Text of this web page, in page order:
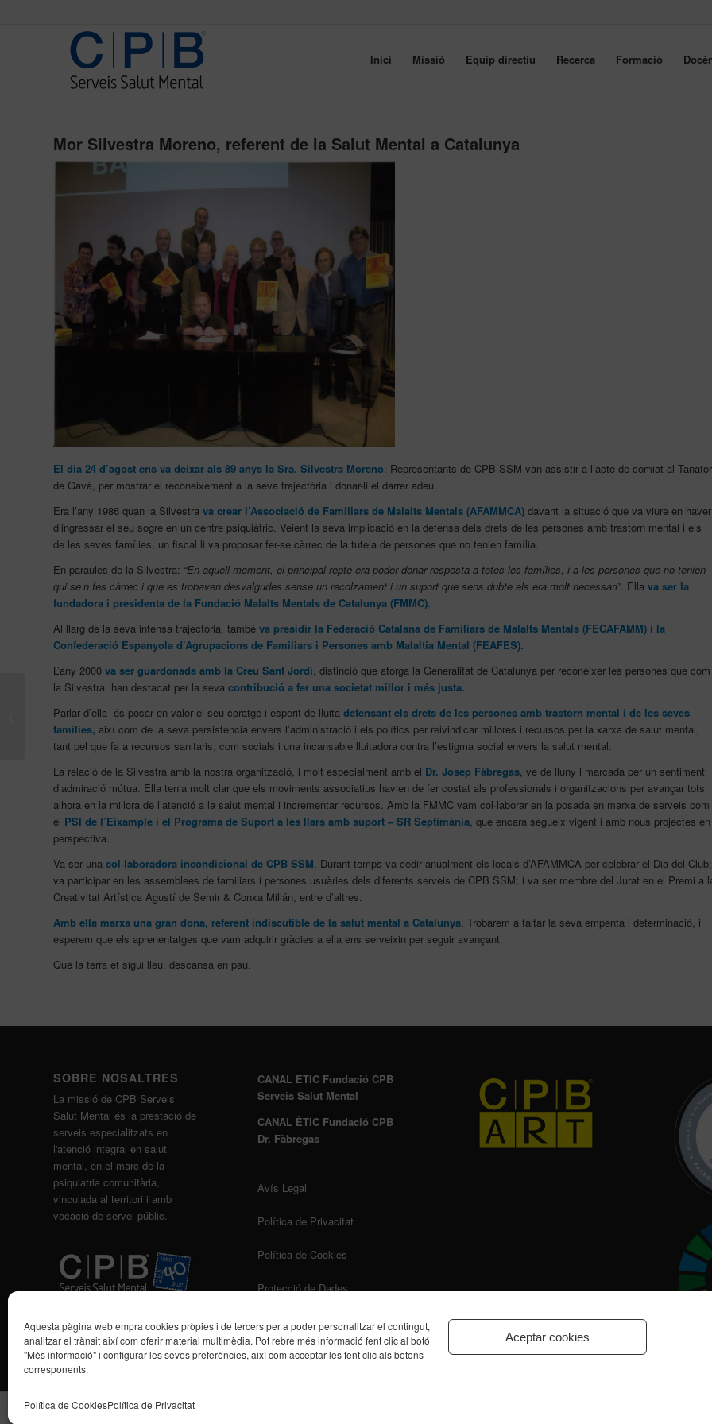
Aquesta pàgina web empra cookies pròpies i de tercers per a poder personalitzar el contingut,
analitzar el trànsit així com oferir material multimèdia. Pot rebre més informació fent clic al botó
"Més informació" i configurar les seves preferències, així com acceptar-les fent clic als botons
corresponents.
Aceptar cookies
Política de CookiesPolítica de Privacitat
Inici Missió Equip directiu Recerca Formació
Mor Silvestra Moreno, referent de la Salut Mental a Catalunya
El dia 24 d’agost ens va deixar als 89 anys la Sra. Silvestra Moreno. Representants de CPB SSM van assistir a l’acte de comiat al
de Gavà, per mostrar el reconeixement a la seva trajectòria i donar-li el darrer adeu.
Era l’any 1986 quan la Silvestra va crear l’Associació de Familiars de Malalts Mentals (AFAMMCA) davant la situació que va viure en haver
d’ingressar el seu sogre en un centre psiquiàtric. Veient la seva implicació en la defensa dels drets de les persones amb trastorn mental i els
de les seves famílies, un fiscal li va proposar fer-se càrrec de la tutela de persones que no tenien família.
En paraules de la Silvestra: “En aquell moment, el principal repte era poder donar resposta a totes les famílies, i a les persones que no tenien
qui se’n fes càrrec i que es trobaven desvalgudes sense un recolzament i un suport que sens dubte els era molt necessari”. Ella va ser la
fundadora i presidenta de la Fundació Malalts Mentals de Catalunya (FMMC).
Al llarg de la seva intensa trajectòria, també va presidir la Federació Catalana de Familiars de Malalts Mentals (FECAFAMM) i la
Confederació Espanyola d’Agrupacions de Familiars i Persones amb Malaltia Mental (FEAFES).
L’any 2000 va ser guardonada amb la Creu Sant Jordi, distinció que atorga la Generalitat de Catalunya per reconèixer les persones que com
la Silvestra han destacat per la seva contribució a fer una societat millor i més justa.
Parlar d’ella és posar en valor el seu coratge i esperit de lluita defensant els drets de les persones amb trastorn mental i de les seves
famílies, així com de la seva persistència envers l’administració i els polítics per reivindicar millores i recursos per la xarxa de salut mental,
tant pel que fa a recursos sanitaris, com socials i una incansable lluitadora contra l’estigma social envers la salut mental.
La relació de la Silvestra amb la nostra organització, i molt especialment amb el Dr. Josep Fàbregas, ve de lluny i marcada per un sentiment
d’admiració mútua. Ella tenia molt clar que els moviments associatius havien de fer costat als professionals i organitzacions per avançar tots
alhora en la millora de l’atenció a la salut mental i incrementar recursos. Amb la FMMC vam col·laborar en la posada en marxa de serveis com
el PSI de l’Eixample i el Programa de Suport a les llars amb suport – SR Septimània, que encara segueix vigent i amb nous projectes en
perspectiva.
Va ser una col·laboradora incondicional de CPB SSM. Durant temps va cedir anualment els locals d’AFAMMCA per celebrar el Dia del Club;
va participar en les assemblees de familiars i persones usuàries dels diferents serveis de CPB SSM; i va ser membre del Jurat en el Premi a
Creativitat Artística Agustí de Semir & Conxa Millán, entre d’altres.
Amb ella marxa una gran dona, referent indiscutible de la salut mental a Catalunya. Trobarem a faltar la seva empenta i determinació, i
esperem que els aprenentatges que vam adquirir gràcies a ella ens serveixin per seguir avançant.
Que la terra et sigui lleu, descansa en pau.
SOBRE NOSALTRES
La missió de CPB Serveis
Salut Mental és la prestació de
serveis especialitzats en
l'atenció integral en salut
mental, en el marc de la
psiquiatria comunitària,
vinculada al territori i amb
vocació de servei públic.
CANAL ÈTIC Fundació CPB
Serveis Salut Mental
CANAL ÈTIC Fundació CPB
Dr. Fàbregas
Avís Legal
Política de Privacitat
Política de Cookies
Protecció de Dades
© Copyright - CPB Serveis Salut Mental
del Grup MBAR –
Clínica Llúria